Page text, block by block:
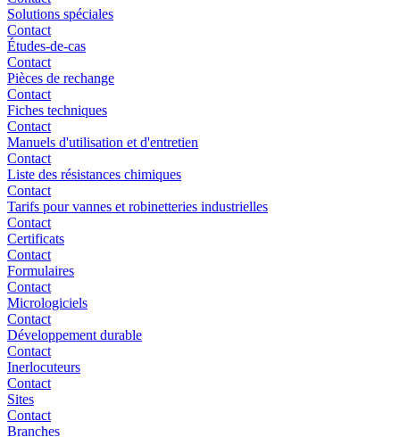
Solutions spéciales
Contact
Études-de-cas
Contact
Pièces de rechange
Contact
Fiches techniques
Contact
Manuels d'utilisation et d'entretien
Contact
Liste des résistances chimiques
Contact
Tarifs pour vannes et robinetteries industrielles
Contact
Certificats
Contact
Formulaires
Contact
Micrologiciels
Contact
Développement durable
Contact
Inerlocuteurs
Contact
Sites
Contact
Branches